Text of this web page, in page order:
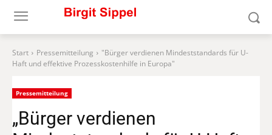
Start Pressemitteilung
"Bürger verdienen Mindeststandards für U-
Haft und effektive Prozesskostenhilfe in Europa"
Pressemitteilung
„Bürger verdienen